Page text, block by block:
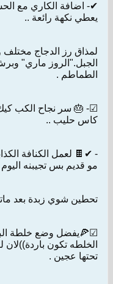
✔- اضافة الكاري مع
يعطي نكهة رائعة ..
لمذاق رز الدجاج مختلف
الجبل."الروز ماري"
الطماطم .
☑- 🎂 سر نجاح الكب
كاس حليب ..
- ✔🍫 لعمل الكنافة
مو قديم بس تجيبنه اليوم
تحطين شوي زبدة بعد
☑🍕يفضل وضع خلطة
الخلطه تكون
تحتها عجين .